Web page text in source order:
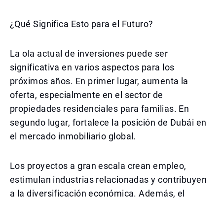
¿Qué Significa Esto para el Futuro?
La ola actual de inversiones puede ser
significativa en varios aspectos para los
próximos años. En primer lugar, aumenta la
oferta, especialmente en el sector de
propiedades residenciales para familias. En
segundo lugar, fortalece la posición de Dubái en
el mercado inmobiliario global.
Los proyectos a gran escala crean empleo,
estimulan industrias relacionadas y contribuyen
a la diversificación económica. Además, el